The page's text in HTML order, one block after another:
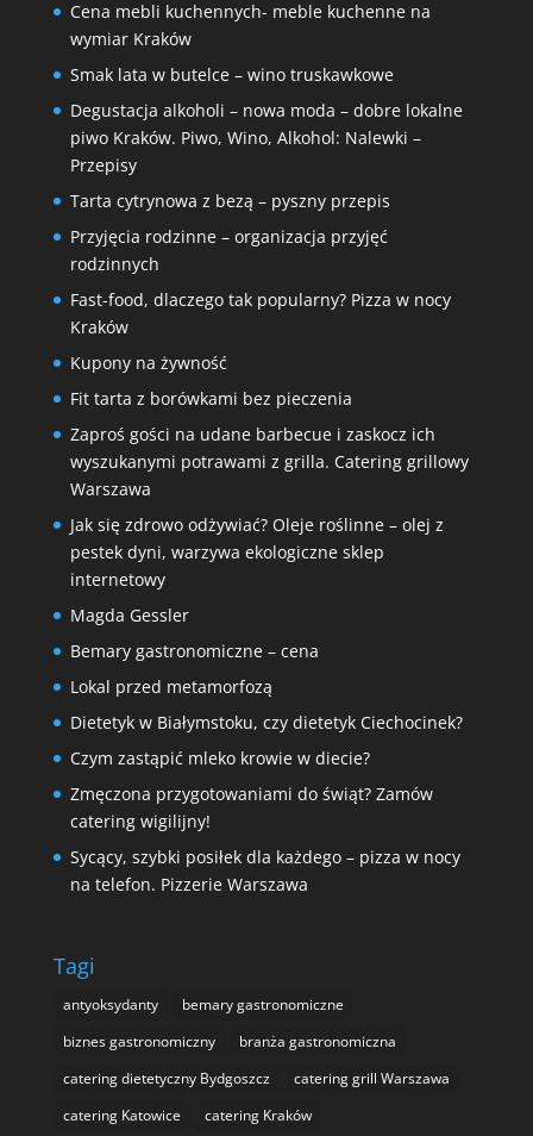
Cena mebli kuchennych- meble kuchenne na
wymiar Kraków
Smak lata w butelce – wino truskawkowe
Degustacja alkoholi – nowa moda – dobre lokalne
piwo Kraków. Piwo, Wino, Alkohol: Nalewki –
Przepisy
Tarta cytrynowa z bezą – pyszny przepis
Przyjęcia rodzinne – organizacja przyjęć
rodzinnych
Fast-food, dlaczego tak popularny? Pizza w nocy
Kraków
Kupony na żywność
Fit tarta z borówkami bez pieczenia
Zaproś gości na udane barbecue i zaskocz ich
wyszukanymi potrawami z grilla. Catering grillowy
Warszawa
Jak się zdrowo odżywiać? Oleje roślinne – olej z
pestek dyni, warzywa ekologiczne sklep
internetowy
Magda Gessler
Bemary gastronomiczne – cena
Lokal przed metamorfozą
Dietetyk w Białymstoku, czy dietetyk Ciechocinek?
Czym zastąpić mleko krowie w diecie?
Zmęczona przygotowaniami do świąt? Zamów
catering wigilijny!
Sycący, szybki posiłek dla każdego – pizza w nocy
na telefon. Pizzerie Warszawa
Tagi
antyoksydanty
bemary gastronomiczne
biznes gastronomiczny
branża gastronomiczna
catering dietetyczny Bydgoszcz
catering grill Warszawa
catering Katowice
catering Kraków